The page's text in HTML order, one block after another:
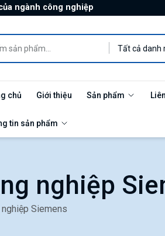
ngành công nghiệp
Tất cả danh
chủ Giới thiệu Sản phẩm
tin sản phẩm
nghiệp
Siemens